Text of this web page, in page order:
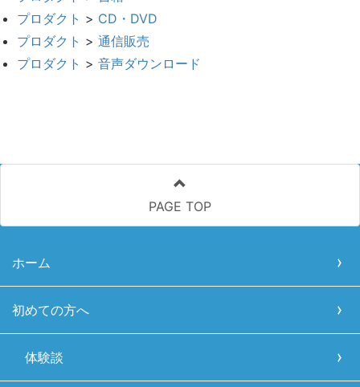
プロダクト > CD・DVD
プロダクト > 通信販売
プロダクト > 音声ダウンロード
PAGE TOP
ホーム
初めての方へ
体験談